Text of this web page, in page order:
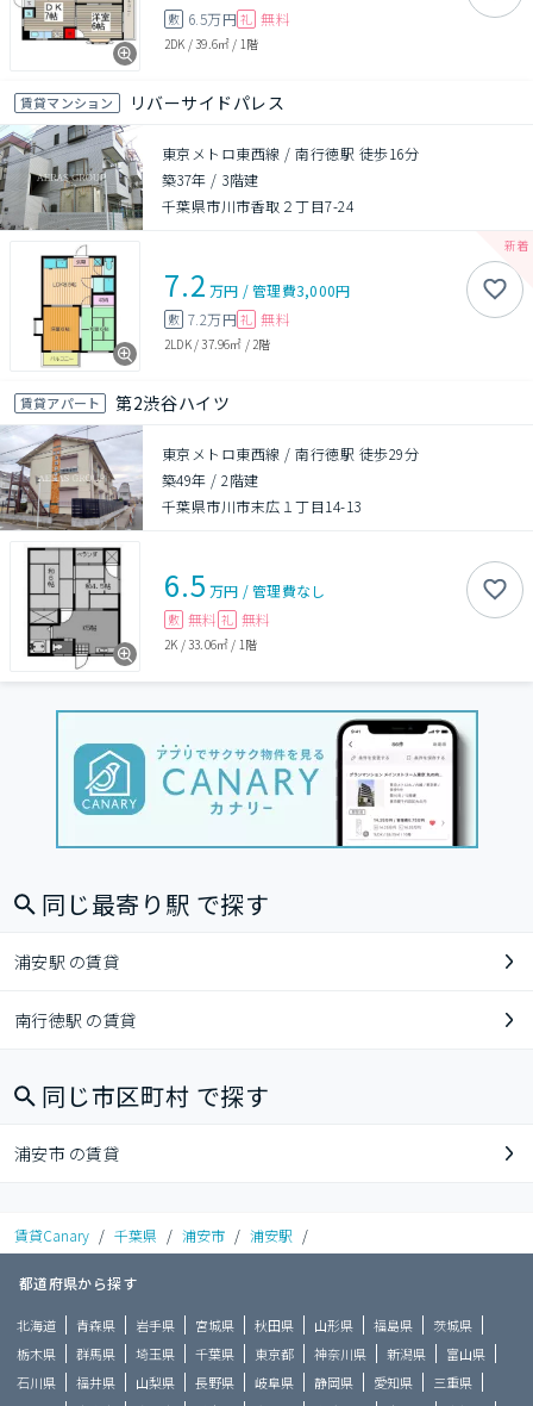
敷 6.5万円 礼 無料
2DK /39.6㎡ / 1階
賃貸マンション リバーサイドパレス
東京メトロ東西線 / 南行徳駅 徒歩16分
築37年 / 3階建
千葉県市川市香取２丁目7-24
7.2 万円 /管理費3,000円
敷 7.2万円 礼 無料
2LDK/37.96㎡ / 2階
賃貸アパート 第2渋谷ハイツ
東京メトロ東西線 / 南行徳駅 徒歩29分
築49年 /2階建
千葉県市川市末広１丁目14-13
6.5 万円 /管理費なし
敷 無料 礼 無料
2K /33.06㎡ / 1階
同じ最寄り駅 で探す
浦安駅 の賃貸
南行徳駅 の賃貸
同じ市区町村 で探す
浦安市 の賃貸
賃貸Canary / 千葉県 / 浦安市 / 浦安駅 /
都道府県から探す
北海道 青森県 岩手県 宮城県 秋田県 山形県 福島県
茨城県
栃木県
群馬県 埼玉県 千葉県 東京都 神奈川県 新潟県
富山県
石川県
福井県 山梨県 長野県 岐阜県 静岡県 愛知県
三重県